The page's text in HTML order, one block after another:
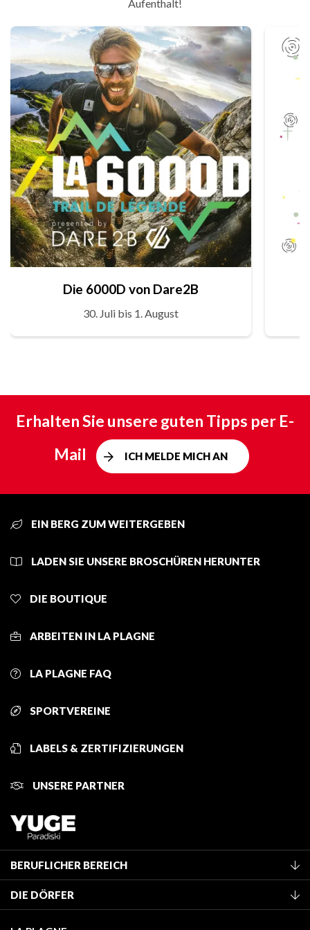
Aufenthalt!
Die 6000D von Dare2B
30. Juli bis 1. August
Erhalten Sie unsere guten Tipps per E-
Mail
ICH MELDE MICH AN
EIN BERG ZUM WEITERGEBEN
LADEN SIE UNSERE BROSCHÜREN HERUNTER
DIE BOUTIQUE
ARBEITEN IN LA PLAGNE
LA PLAGNE FAQ
SPORTVEREINE
LABELS & ZERTIFIZIERUNGEN
UNSERE PARTNER
BERUFLICHER BEREICH
Mitglied des Fremdenverkehrsamtes werden
Klassifizierung von Möbeln
DIE DÖRFER